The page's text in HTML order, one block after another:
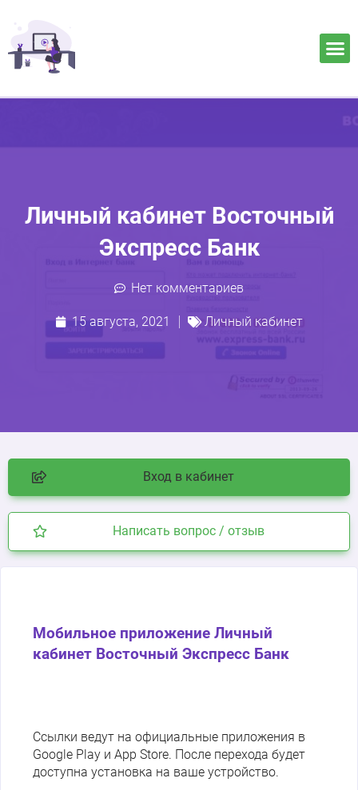
Личный кабинет Восточный
Экспресс Банк
Нет комментариев
15 августа, 2021 Личный кабинет
Вход в кабинет
Написать вопрос / отзыв
Мобильное приложение Личный
кабинет Восточный Экспресс Банк
Ссылки ведут на официальные приложения в
Google Play и App Store. После перехода будет
доступна установка на ваше устройство.